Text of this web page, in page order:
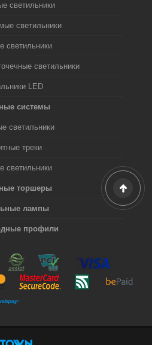
светильники
светильники
светильники
светильники
LED
системы
светильники
треки
светильники
торшеры
лампы
профили